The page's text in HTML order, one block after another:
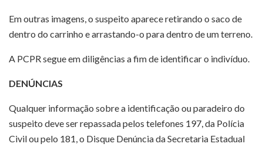
Em outras imagens, o suspeito aparece retirando o saco de
dentro do carrinho e arrastando-o para dentro de um terreno.
A PCPR segue em diligências a fim de identificar o indivíduo.
DENÚNCIAS
Qualquer informação sobre a identificação ou paradeiro do
suspeito deve ser repassada pelos telefones 197, da Polícia
Civil ou pelo 181, o Disque Denúncia da Secretaria Estadual